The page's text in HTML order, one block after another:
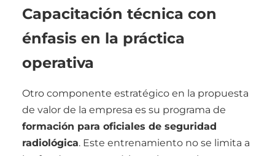
Capacitación técnica con
énfasis en la práctica
operativa
Otro componente estratégico en la propuesta
de valor de la empresa es su programa de
formación para oficiales de seguridad
radiológica. Este entrenamiento no se limita a